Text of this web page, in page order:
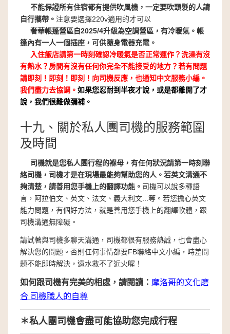
不能保證所有住宿都有提供吹風機，一定要吹頭髮的人請
自行攜帶。 注意要選擇220v適用的才可以
奢華帳蓬營區自2025/4升級為空調營區，有冷暖氣。帳
篷內有一人一個插座，可供隨身電器充電。
入住飯店請第一時刻確認冷暖氣是否正常運作？洗澡有沒
有熱水？房間有沒有任何你完全不能接受的地方？若有問題
請即刻！即刻！即刻！向司機反應，也通知中文服務小編。
我們盡力去協調。 如果您忍耐到半夜才說，或是都離開了才
說，我們很難做彌補。
十九、關於私人團司機的服務範圍
及時間
司機就是您私人團行程的褓母，有任何狀況請第一時刻聯
絡司機，司機才是在現場最能夠幫助您的人。若英文溝通不
夠清楚，請善用您手機上的翻譯功能。 司機可以說多種語
言，阿拉伯文、英文、法文、義大利文...等。若您擔心英文
能力問題，有個好方法，就是善用您手機上的翻譯軟體，跟
司機溝通無障礙。
請試著與司機多聊天溝通，司機都很有服務熱誠，也會盡心
解決您的問題。否則任何事情都要FB聯絡中文小編，時差問
題不能即時解決，遠水救不了近火喔！
如何跟司機有完美的相處，請閱讀： 摩洛哥的文化磨
合 司機職人的自尊
＊私人團司機會盡可能協助您完成行程